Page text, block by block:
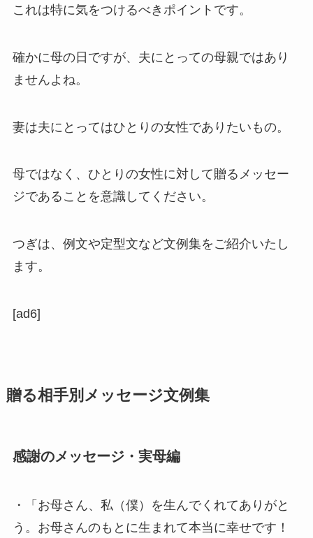
これは特に気をつけるべきポイントです。
確かに母の日ですが、夫にとっての母親ではあり
ませんよね。
妻は夫にとってはひとりの女性でありたいもの。
母ではなく、ひとりの女性に対して贈るメッセー
ジであることを意識してください。
つぎは、例文や定型文など文例集をご紹介いたし
ます。
[ad6]
贈る相手別メッセージ文例集
感謝のメッセージ・実母編
・「お母さん、私（僕）を生んでくれてありがと
う。お母さんのもとに生まれて本当に幸せです！